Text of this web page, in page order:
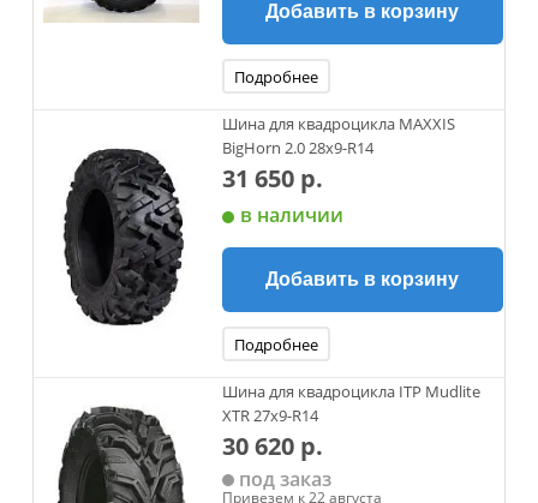
Добавить в корзину
Подробнее
Шина для квадроцикла MAXXIS
BigHorn 2.0 28x9-R14
31 650 р.
в наличии
Добавить в корзину
Подробнее
Шина для квадроцикла ITP Mudlite
XTR 27x9-R14
30 620 р.
под заказ
Привезем к 22 августа